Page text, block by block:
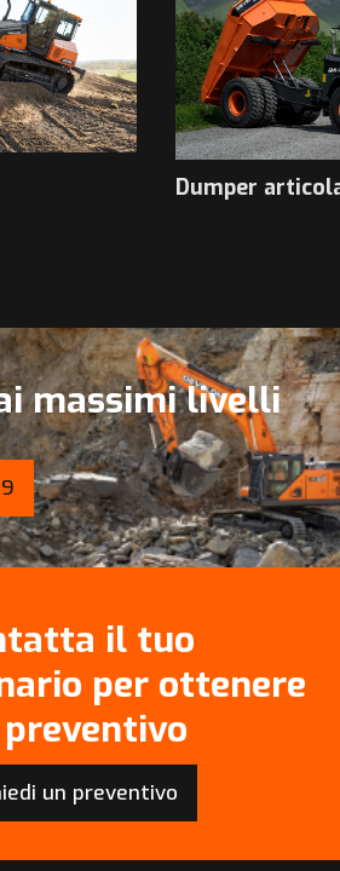
Dumper
massimi livelli
il tuo
per ottenere
un preventivo